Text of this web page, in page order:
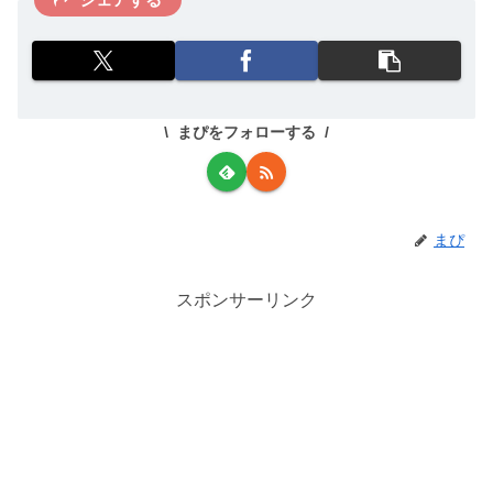
まぴをフォローする
まぴ
スポンサーリンク